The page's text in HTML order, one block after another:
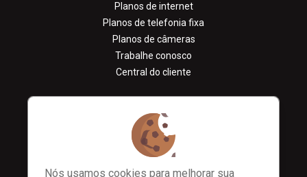
Planos de internet
Planos de telefonia fixa
Planos de câmeras
Trabalhe conosco
Central do cliente
CONTATO
contato@wlinks.com.br
0800 042 0227
Nós usamos cookies para melhorar sua